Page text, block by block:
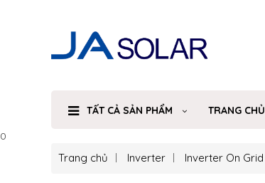
TẤT CẢ SẢN PHẨM TRANG CHỦ
0
Trang chủ Inverter Inverter On Grid